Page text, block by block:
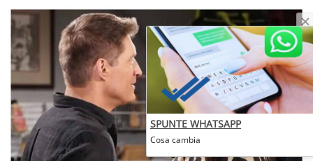
SPUNTE WHATSAPP
Cosa cambia